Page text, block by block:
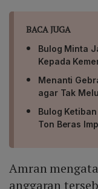
BACA JUGA
Bulog Minta
Kepada
Menanti
agar Tak
Bulog
Ton Beras
Amran
anggaran